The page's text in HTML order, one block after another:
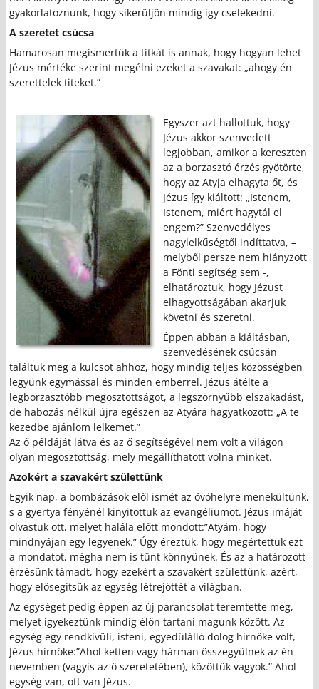
gyakorlatoznunk, hogy sikerüljön mindig így cselekedni.
A szeretet csúcsa
Hamarosan megismertük a titkát is annak, hogy hogyan lehet
Jézus mértéke szerint megélni ezeket a szavakat: „ahogy én
szerettelek titeket.”
Egyszer azt hallottuk, hogy
Jézus akkor szenvedett
legjobban, amikor a kereszten
az a borzasztó érzés gyötörte,
hogy az Atyja elhagyta őt, és
Jézus így kiáltott: „Istenem,
Istenem, miért hagytál el
engem?” Szenvedélyes
nagylelkűségtől indíttatva, –
melyből persze nem hiányzott
a Fönti segítség sem -,
elhatároztuk, hogy Jézust
elhagyottságában akarjuk
követni és szeretni.
Éppen abban a kiáltásban,
szenvedésének csúcsán
találtuk meg a kulcsot ahhoz, hogy mindig teljes közösségben
legyünk egymással és minden emberrel. Jézus átélte a
legborzasztóbb megosztottságot, a legszörnyűbb elszakadást,
de habozás nélkül újra egészen az Atyára hagyatkozott: „A te
kezedbe ajánlom lelkemet.”
Az ő példáját látva és az ő segítségével nem volt a világon
olyan megosztottság, mely megállíthatott volna minket.
Azokért a szavakért születtünk
Egyik nap, a bombázások elől ismét az óvóhelyre menekültünk,
s a gyertya fényénél kinyitottuk az evangéliumot. Jézus imáját
olvastuk ott, melyet halála előtt mondott:”Atyám, hogy
mindnyájan egy legyenek.” Úgy éreztük, hogy megértettük ezt
a mondatot, mégha nem is tűnt könnyűnek. És az a határozott
érzésünk támadt, hogy ezekért a szavakért születtünk, azért,
hogy elősegítsük az egység létrejöttét a világban.
Az egységet pedig éppen az új parancsolat teremtette meg,
melyet igyekeztünk mindig élőn tartani magunk között. Az
egység egy rendkívüli, isteni, egyedülálló dolog hírnöke volt,
Jézus hírnöke:”Ahol ketten vagy hárman összegyűlnek az én
nevemben (vagyis az ő szeretetében), közöttük vagyok.” Ahol
egység van, ott van Jézus.